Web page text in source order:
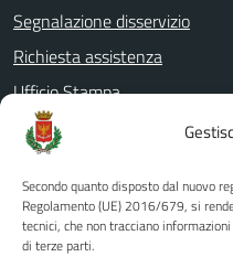
Secondo quanto disposto dal nuovo
Regolamento (UE) 2016/679, si
tecnici, che non tracciano
di terze parti.
Segnalazione disservizio
Richiesta assistenza
Ufficio Stampa
Amministrazione Trasparente
Albo pretorio
Informativa privacy
Note legali